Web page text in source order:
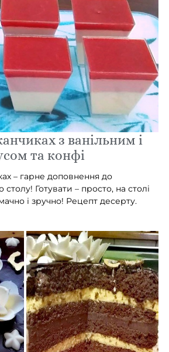
з ванільним і
та конфі
– гарне доповнення до
Готувати – просто, на столі
і зручно! Рецепт десерту.